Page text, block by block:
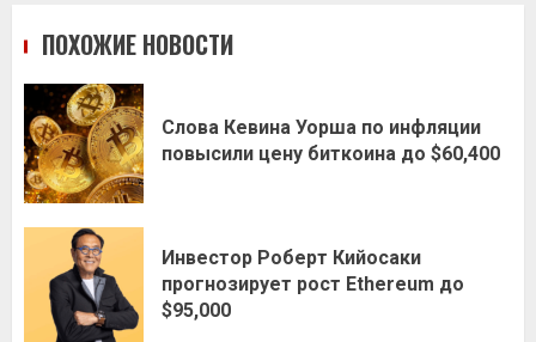
ПОХОЖИЕ НОВОСТИ
Слова Кевина Уорша по инфляции
повысили цену биткоина до $60,400
Инвестор Роберт Кийосаки
прогнозирует рост Ethereum до
$95,000